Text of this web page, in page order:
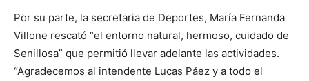
Por su parte, la secretaria de Deportes, María Fernanda
Villone rescató “el entorno natural, hermoso, cuidado de
Senillosa” que permitió llevar adelante las actividades.
“Agradecemos al intendente Lucas Páez y a todo el